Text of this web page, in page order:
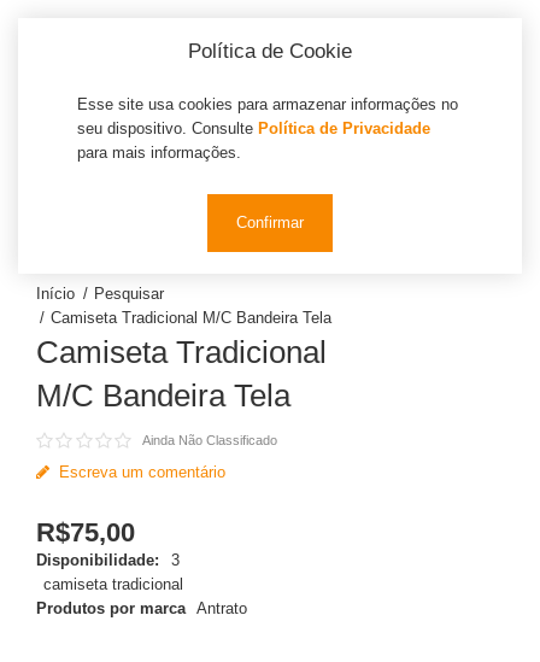
Política de Cookie
Esse site usa cookies para armazenar informações no
seu dispositivo. Consulte Política de Privacidade
para mais informações.
Confirmar
Pesquisar
Camiseta Tradicional M/C Bandeira Tela
Camiseta Tradicional
M/C Bandeira Tela
Ainda Não Classificado
Escreva um comentário
R$75,00
Disponibilidade:
3
camiseta tradicional
Produtos por marca Antrato